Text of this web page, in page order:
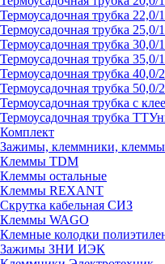
Термоусадочная трубка 22,0/
Термоусадочная трубка 25,0/
Термоусадочная трубка 30,0/
Термоусадочная трубка 35,0/
Термоусадочная трубка 40,0/
Термоусадочная трубка 50,0/
Термоусадочная трубка с
Термоусадочная трубка
Комплект
Зажимы, клеммники, клеммы
Клеммы TDM
Клеммы остальные
Клеммы REXANT
Скрутка кабельная СИЗ
Клеммы WAGO
Клемные колодки
Зажимы ЗНИ ИЭК